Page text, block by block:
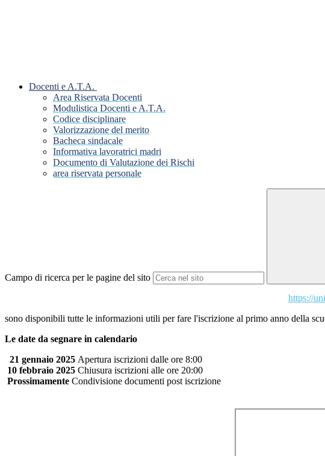
Docenti e A.T.A.
Area Riservata Docenti
Modulistica Docenti e A.T.A.
Codice disciplinare
Valorizzazione del merito
Bacheca sindacale
Informativa lavoratrici madri
Documento di Valutazione dei Rischi
area riservata personale
Campo di ricerca per le pagine del sito
https://
sono disponibili tutte le informazioni utili per fare l'iscrizione al primo anno della
Le date da segnare in calendario
21 gennaio 2025 Apertura iscrizioni dalle ore 8:00
10 febbraio 2025 Chiusura iscrizioni alle ore 20:00
Prossimamente Condivisione documenti post iscrizione